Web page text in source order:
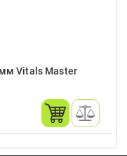
Vitals Master